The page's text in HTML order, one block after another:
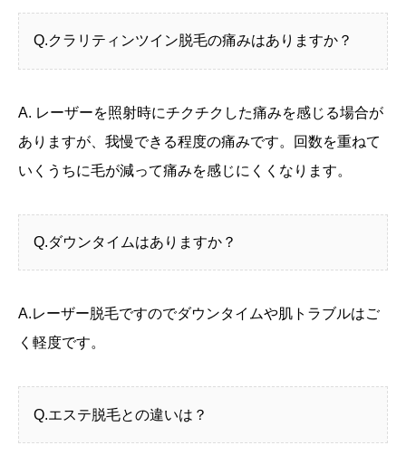
Q.クラリティンツイン脱毛の痛みはありますか？
A. レーザーを照射時にチクチクした痛みを感じる場合が
ありますが、我慢できる程度の痛みです。回数を重ねて
いくうちに毛が減って痛みを感じにくくなります。
Q.ダウンタイムはありますか？
A.レーザー脱毛ですのでダウンタイムや肌トラブルはご
く軽度です。
Q.エステ脱毛との違いは？